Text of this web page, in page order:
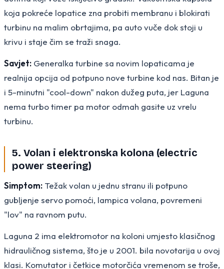
koja pokreće lopatice zna probiti membranu i blokirati
turbinu na malim obrtajima, pa auto vuče dok stoji u
krivu i staje čim se traži snaga.
Savjet: Generalka turbine sa novim lopaticama je
realnija opcija od potpuno nove turbine kod nas. Bitan je
i 5-minutni "cool-down" nakon dužeg puta, jer Laguna
nema turbo timer pa motor odmah gasite uz vrelu
turbinu.
5. Volan i elektronska kolona (electric
power steering)
Simptom: Težak volan u jednu stranu ili potpuno
gubljenje servo pomoći, lampica volana, povremeni
"lov" na ravnom putu.
Laguna 2 ima elektromotor na koloni umjesto klasičnog
hidrauličnog sistema, što je u 2001. bila novotarija u ovoj
klasi. Komutator i četkice motorčića vremenom se troše,